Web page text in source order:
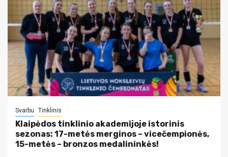
Svarbu Tinklinis
Klaipėdos tinklinio akademijoje istorinis
sezonas: 17-metės merginos – vicečempionės,
15-metės – bronzos medalininkės!